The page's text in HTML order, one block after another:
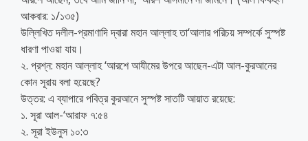
আকবার: ১/১৩৫)
উল্লিখিত দলীল-প্রমাণাদি দ্বারা মহান আল্লাহ তা‘আলার পরিচয় সম্পর্কে সুস্পষ্ট
ধারণা পাওয়া যায়।
২. প্রশ্ন: মহান আল্লাহ ‘আরশে আযীমের উপরে আছেন-এটা আল-কুরআনের
কোন সূরায় বলা হয়েছে?
উত্তর: এ ব্যাপারে পবিত্র কুরআনে সুস্পষ্ট সাতটি আয়াত রয়েছে:
১. সূরা আল-‘আরাফ ৭:৫৪
২. সূরা ইউনুস ১০:৩